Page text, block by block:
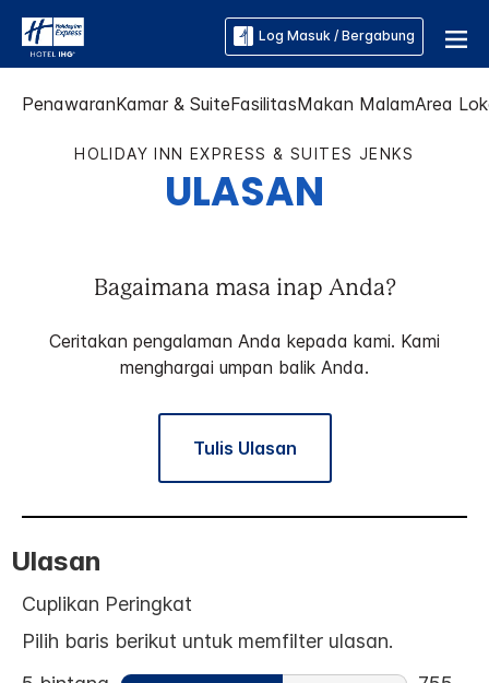
Log Masuk / Bergabung
PenawaranKamar & SuiteFasilitasMakan MalamArea
HOLIDAY INN EXPRESS & SUITES JENKS
ULASAN
Bagaimana masa inap Anda?
Ceritakan pengalaman Anda kepada kami. Kami
menghargai umpan balik Anda.
Tulis Ulasan